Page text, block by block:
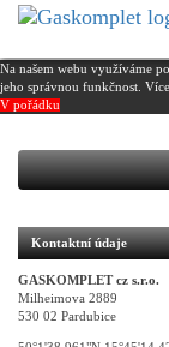
Na našem webu využíváme
jeho správnou funkčnost.
V pořádku
Kontaktní údaje
GASKOMPLET cz s.r.o.
Milheimova 2889
530 02 Pardubice